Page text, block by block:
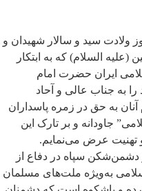
ولادت سید و سالار شهیدان و
السلام) که به ابتکار
ایران حضرت امام
به جناب عالی و آحاد
به حق در زمره پاسداران
جاودانه و بر تارک این
تهنیت عرض می‌نمایم.
دشمن‌شکن سپاه در دفاع از
به‌ویژه ملت‌های مسلمان